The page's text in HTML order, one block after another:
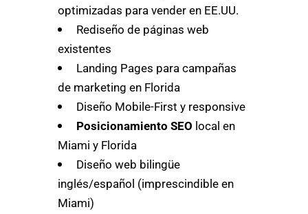
optimizadas para vender en EE.UU.
Rediseño de páginas web
existentes
Landing Pages para campañas
de marketing en Florida
Diseño Mobile-First y responsive
Posicionamiento SEO local en
Miami y Florida
Diseño web bilingüe
inglés/español (imprescindible en
Miami)